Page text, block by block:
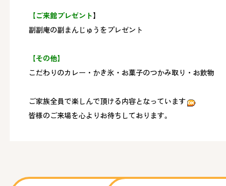
【ご来館プレゼント】
副副庵の副まんじゅうをプレゼント
【その他】
こだわりのカレー・かき氷・お菓子のつかみ取り・お飲物
ご家族全員で楽しんで頂ける内容となっています
皆様のご来場を心よりお待ちしております。